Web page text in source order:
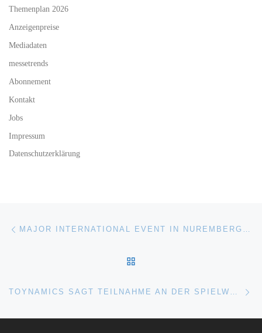
Themenplan 2026
Anzeigenpreise
Mediadaten
messetrends
Abonnement
Kontakt
Jobs
Impressum
Datenschutzerklärung
Beitragsnavigation MAJOR INTERNATIONAL EVENT IN NUREMBERG: SPIELWARENMESSE SET FOR EARLY FEBRUARY
TOYNAMICS SAGT TEILNAHME AN DER SPIELWARENMESSE 2022 AB